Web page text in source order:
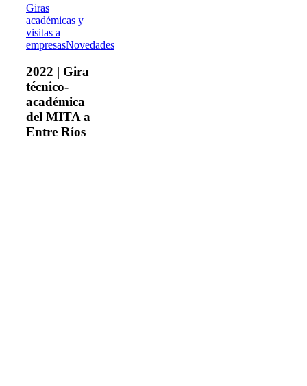
2022
|
Gira
técnico-
del
MITA
a
Entre
Ríos
Giras
académicas y
visitas a
empresasNovedades
2022 | Gira
técnico-
académica
del MITA a
Entre Ríos